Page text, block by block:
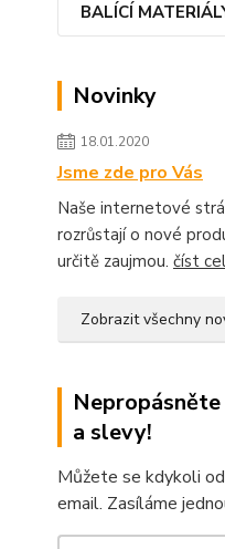
BALÍCÍ
Novinky
18.01.2020
Jsme zde pro Vás
Naše internetové
rozrůstají o nové
určitě zaujmou. číst
Zobrazit všechny
a slevy!
Můžete se kdykoli
email. Zasíláme